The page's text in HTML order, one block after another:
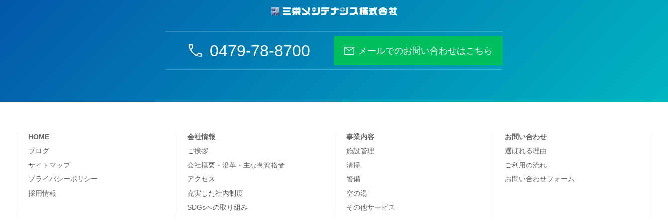
0479-78-8700 メールでのお問い合わせはこちら
HOME
ブログ
サイトマップ
プライバシーポリシー
採用情報
会社情報
ご挨拶
会社概要・沿革・主な有資格者
アクセス
充実した社内制度
SDGsへの取り組み
事業内容
施設管理
清掃
警備
空の湯
その他サービス
お問い合わせ
選ばれる理由
ご利用の流れ
お問い合わせフォーム